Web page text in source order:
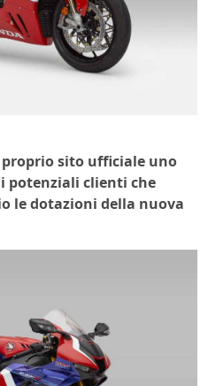
sito ufficiale uno
clienti che
le dotazioni della nuova